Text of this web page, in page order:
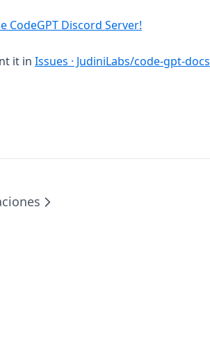
CodeGPT Discord Server!
it in Issues · JudiniLabs/code-gpt-docs